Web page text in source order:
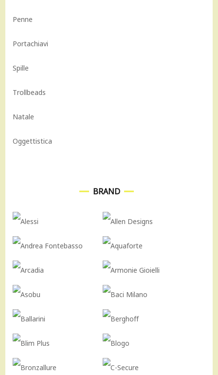
Penne
Portachiavi
Spille
Trollbeads
Natale
Oggettistica
BRAND